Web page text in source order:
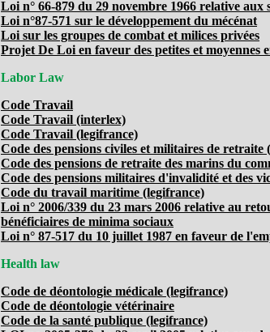
Loi n° 66-879 du 29 novembre 1966 relative aux
Loi n°87-571 sur le développement du mécénat
Loi sur les groupes de combat et milices privées
Projet De Loi en faveur des petites et moyennes
Labor Law
Code Travail
Code Travail (interlex)
Code Travail (legifrance)
Code des pensions civiles et militaires de retraite
Code des pensions de retraite des marins du
Code des pensions militaires d'invalidité et des
Code du travail maritime (legifrance)
Loi n° 2006/339 du 23 mars 2006 relative au
bénéficiaires de minima sociaux
Loi n° 87-517 du 10 juillet 1987 en faveur de
Health law
Code de déontologie médicale (legifrance)
Code de déontologie vétérinaire
Code de la santé publique (legifrance)